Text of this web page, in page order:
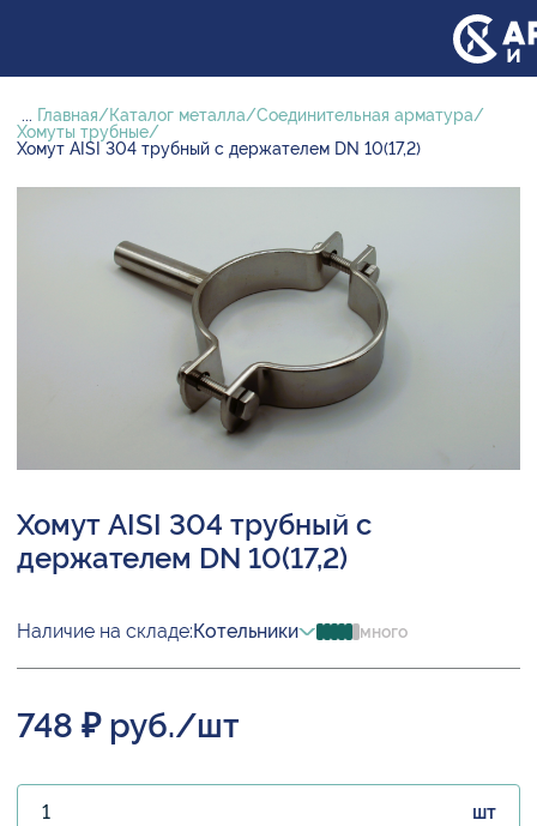
... Главная Каталог металла
Соединительная арматура
Хомуты трубные
Хомут AISI 304 трубный с держателем DN 10(17,2)
Хомут AISI 304 трубный с
держателем DN 10(17,2)
Наличие на складе:Котельники много
748 ₽ руб./шт
шт